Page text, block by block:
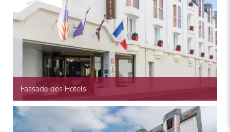
Fassade des Hotels